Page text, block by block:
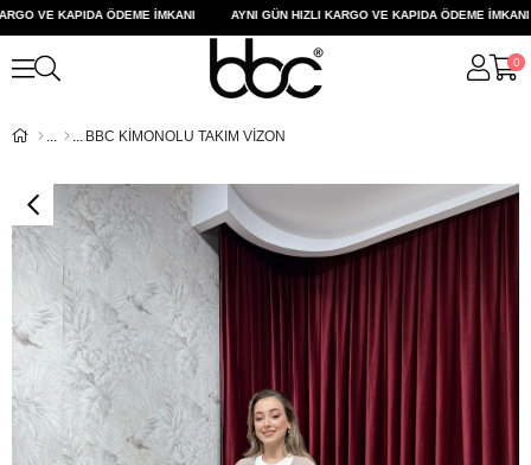
VE KAPIDA ÖDEME İMKANI AYNI GÜN HIZLI KARGO VE KAPIDA ÖDEME İMKANI
0
BBC KİMONOLU TAKIM VİZON